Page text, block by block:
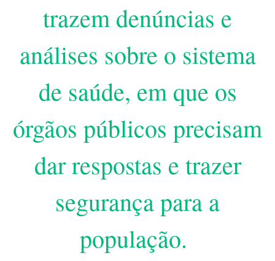
trazem denúncias e
análises sobre o sistema
de saúde, em que os
órgãos públicos precisam
dar respostas e trazer
segurança para a
população.